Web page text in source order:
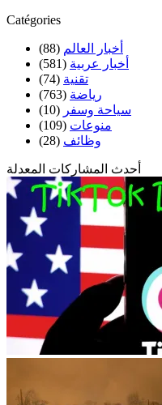
Catégories
أخبار العالم (88)
أخبار عربية (581)
تقنية (74)
رياضة (763)
سياحة وسفر (10)
منوعات (109)
وظائف (28)
أحدث المشاركات المعدلة